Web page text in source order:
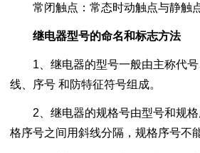
常闭触点：常态时动触点与静触点
继电器型号的命名和标志方法
1、继电器的型号一般由主称代号
线、序号 和防特征符号组成。
2、继电器的规格号由型号和规格
格序号之间用斜线分隔，规格序号不